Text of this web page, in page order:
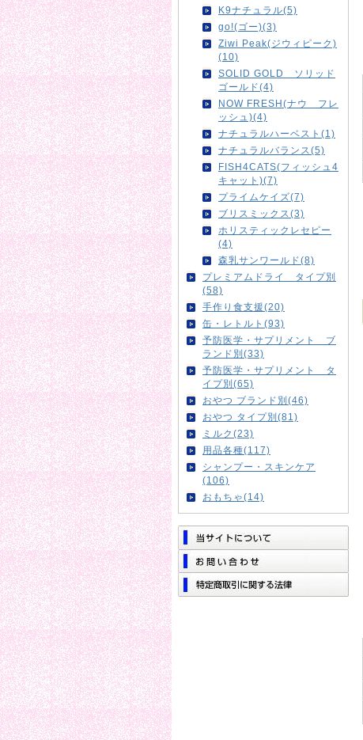
K9ナチュラル(5)
go!(ゴー)(3)
Ziwi Peak(ジウィピーク)
(10)
SOLID GOLD ソリッド
ゴールド(4)
NOW FRESH(ナウ フレ
ッシュ)(4)
ナチュラルハーベスト(1)
ナチュラルバランス(5)
FISH4CATS(フィッシュ4
キャット)(7)
プライムケイズ(7)
ブリスミックス(3)
ホリスティックレセピー
(4)
森乳サンワールド(8)
プレミアムドライ タイプ別
(58)
手作り食支援(20)
缶・レトルト(93)
予防医学・サプリメント ブ
ランド別(33)
予防医学・サプリメント タ
イプ別(65)
おやつ ブランド別(46)
おやつ タイプ別(81)
ミルク(23)
用品各種(117)
シャンプー・スキンケア
(106)
おもちゃ(14)